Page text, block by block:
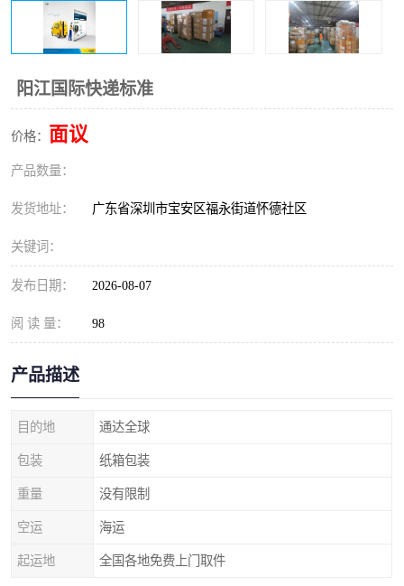
阳江国际快递标准
价格： 面议
产品数量：
发货地址： 广东省深圳市宝安区福永街道怀德社区
关键词：
发布日期： 2026-08-07
阅 读 量： 98
产品描述
目的地 通达全球
包装 纸箱包装
重量 没有限制
空运 海运
起运地 全国各地免费上门取件